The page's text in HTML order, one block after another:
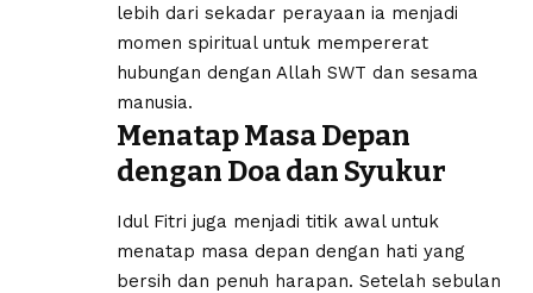
lebih dari sekadar perayaan ia menjadi
momen spiritual untuk mempererat
hubungan dengan Allah SWT dan sesama
manusia.
Menatap Masa Depan
dengan Doa dan Syukur
Idul Fitri juga menjadi titik awal untuk
menatap masa depan dengan hati yang
bersih dan penuh harapan. Setelah sebulan